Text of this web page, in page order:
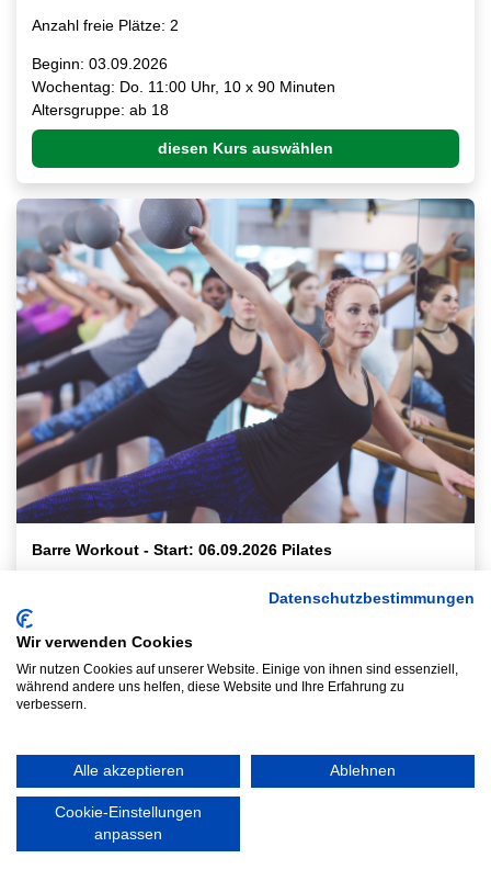
Anzahl freie Plätze: 2
Beginn: 03.09.2026
Wochentag: Do. 11:00 Uhr, 10 x 90 Minuten
Altersgruppe: ab 18
diesen Kurs auswählen
Barre Workout - Start: 06.09.2026 Pilates
Ganzkörperfitnesstraining, das Elemente aus Pilates, Yoga,
Fitness und Ballett vereint. Vorkenntnisse sind nicht
isometrischen Bewegungen, die deine Muskeln zum brennen
bringen. Barre gilt als eines der wenigen Workouts, das
Sportforum Gym 4
Lehrkräfte: Carmen Fürst
Kursgebühren: Mitglieder 60.00 €
Nichtmitglieder 70.00 €
Datenschutzbestimmungen
Wir verwenden Cookies
Wir nutzen Cookies auf unserer Website. Einige von ihnen sind essenziell,
während andere uns helfen, diese Website und Ihre Erfahrung zu
verbessern.
Alle akzeptieren Ablehnen
Cookie-Einstellungen
anpassen